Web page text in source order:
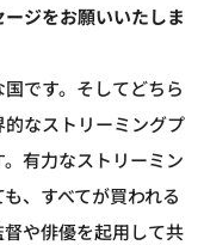
ジをお願いいたしま
です。そしてどちら
なストリーミングプ
有力なストリーミン
、すべてが買われる
や俳優を起用して共